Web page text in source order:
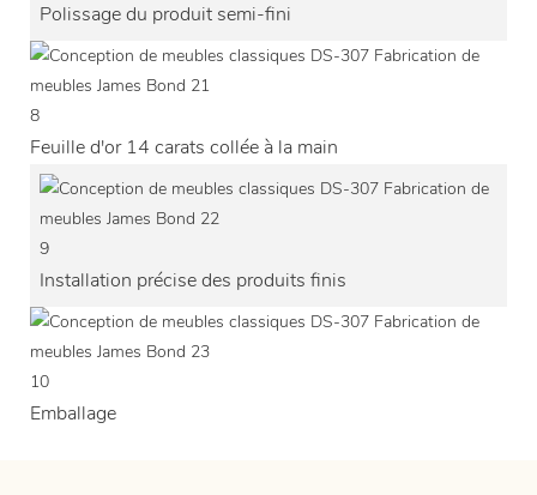
Polissage du produit semi-fini
8
Feuille d'or 14 carats collée à la main
9
Installation précise des produits finis
10
Emballage